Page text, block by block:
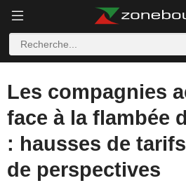
Les compagnies
face à la flambée
: hausses de
de perspectives